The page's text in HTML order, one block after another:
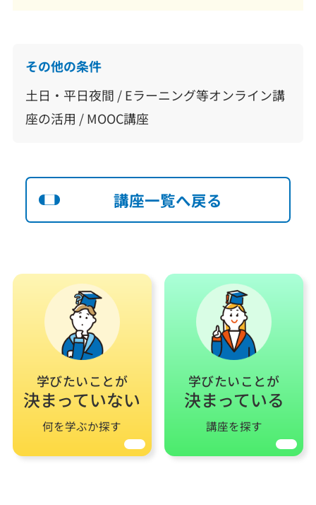
その他の条件
土日・平日夜間 / Eラーニング等オンライン講
座の活用 / MOOC講座
講座一覧へ戻る
学びたいことが
決まっていない
何を学ぶか探す
学びたいことが
決まっている
講座を探す